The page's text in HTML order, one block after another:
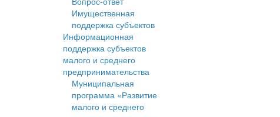
Имущественная
поддержка субъектов
Информационная
поддержка субъектов
малого и среднего
предпринимательства
Муниципальная
программа «Развитие
малого и среднего